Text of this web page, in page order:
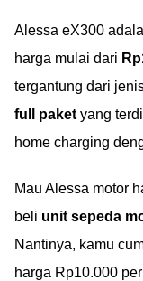
Alessa eX300
harga mulai dari
tergantung dari
full paket yang
home charging
Mau Alessa motor
beli unit sepeda
Nantinya, kamu
harga Rp10.000